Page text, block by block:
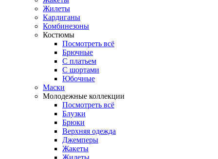
Жилеты
Кардиганы
Комбинезоны
Костюмы
Посмотреть всё
Брючные
С платьем
С шортами
Юбочные
Маски
Молодежные коллекции
Посмотреть всё
Блузки
Брюки
Верхняя одежда
Джемперы
Жакеты
Жилеты